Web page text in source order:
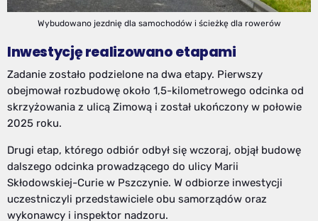
Wybudowano jezdnię dla samochodów i ścieżkę dla rowerów
Inwestycję realizowano etapami
Zadanie zostało podzielone na dwa etapy. Pierwszy
obejmował rozbudowę około 1,5-kilometrowego odcinka od
skrzyżowania z ulicą Zimową i został ukończony w połowie
2025 roku.
Drugi etap, którego odbiór odbył się wczoraj, objął budowę
dalszego odcinka prowadzącego do ulicy Marii
Skłodowskiej-Curie w Pszczynie. W odbiorze inwestycji
uczestniczyli przedstawiciele obu samorządów oraz
wykonawcy i inspektor nadzoru.